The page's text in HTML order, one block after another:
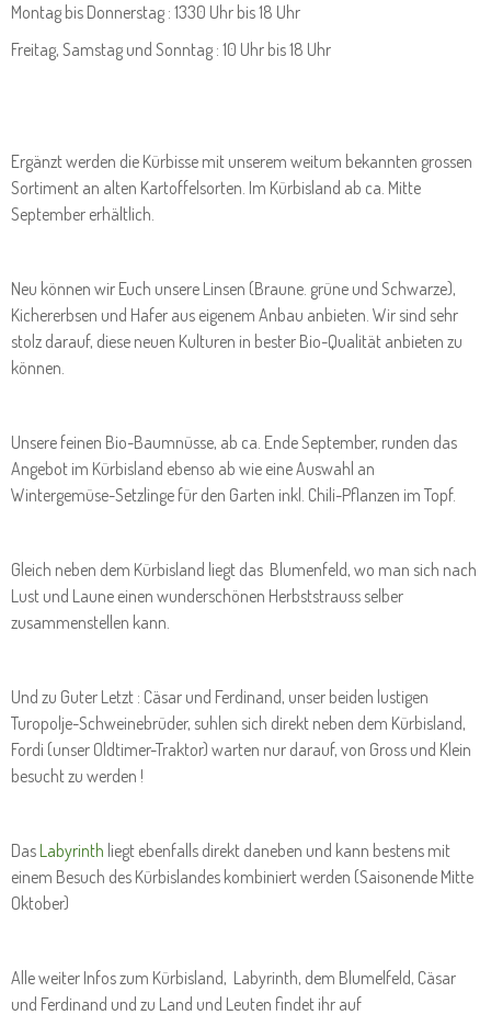
Montag bis Donnerstag : 1330 Uhr bis 18 Uhr
Freitag, Samstag und Sonntag : 10 Uhr bis 18 Uhr
Ergänzt werden die Kürbisse mit unserem weitum bekannten grossen
Sortiment an alten Kartoffelsorten. Im Kürbisland ab ca. Mitte
September erhältlich.
Neu können wir Euch unsere Linsen (Braune. grüne und Schwarze),
Kichererbsen und Hafer aus eigenem Anbau anbieten. Wir sind sehr
stolz darauf, diese neuen Kulturen in bester Bio-Qualität anbieten zu
können.
Unsere feinen Bio-Baumnüsse, ab ca. Ende September, runden das
Angebot im Kürbisland ebenso ab wie eine Auswahl an
Wintergemüse-Setzlinge für den Garten inkl. Chili-Pflanzen im Topf.
Gleich neben dem Kürbisland liegt das Blumenfeld, wo man sich nach
Lust und Laune einen wunderschönen Herbststrauss selber
zusammenstellen kann.
Und zu Guter Letzt : Cäsar und Ferdinand, unser beiden lustigen
Turopolje-Schweinebrüder, suhlen sich direkt neben dem Kürbisland,
Fordi (unser Oldtimer-Traktor) warten nur darauf, von Gross und Klein
besucht zu werden !
Das Labyrinth liegt ebenfalls direkt daneben und kann bestens mit
einem Besuch des Kürbislandes kombiniert werden (Saisonende Mitte
Oktober)
Alle weiter Infos zum Kürbisland, Labyrinth, dem Blumelfeld, Cäsar
und Ferdinand und zu Land und Leuten findet ihr auf